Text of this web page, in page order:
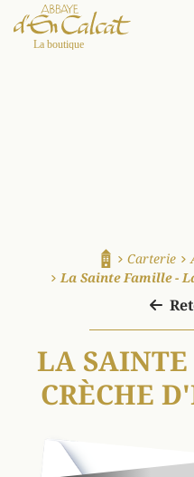
Accueil
Carterie
La Sainte Famille -
LA
CRÈCHE